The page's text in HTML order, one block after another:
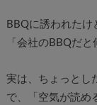
BBQに誘われたけ
「会社のBBQだ
実は、ちょっとし
で、「空気が読め